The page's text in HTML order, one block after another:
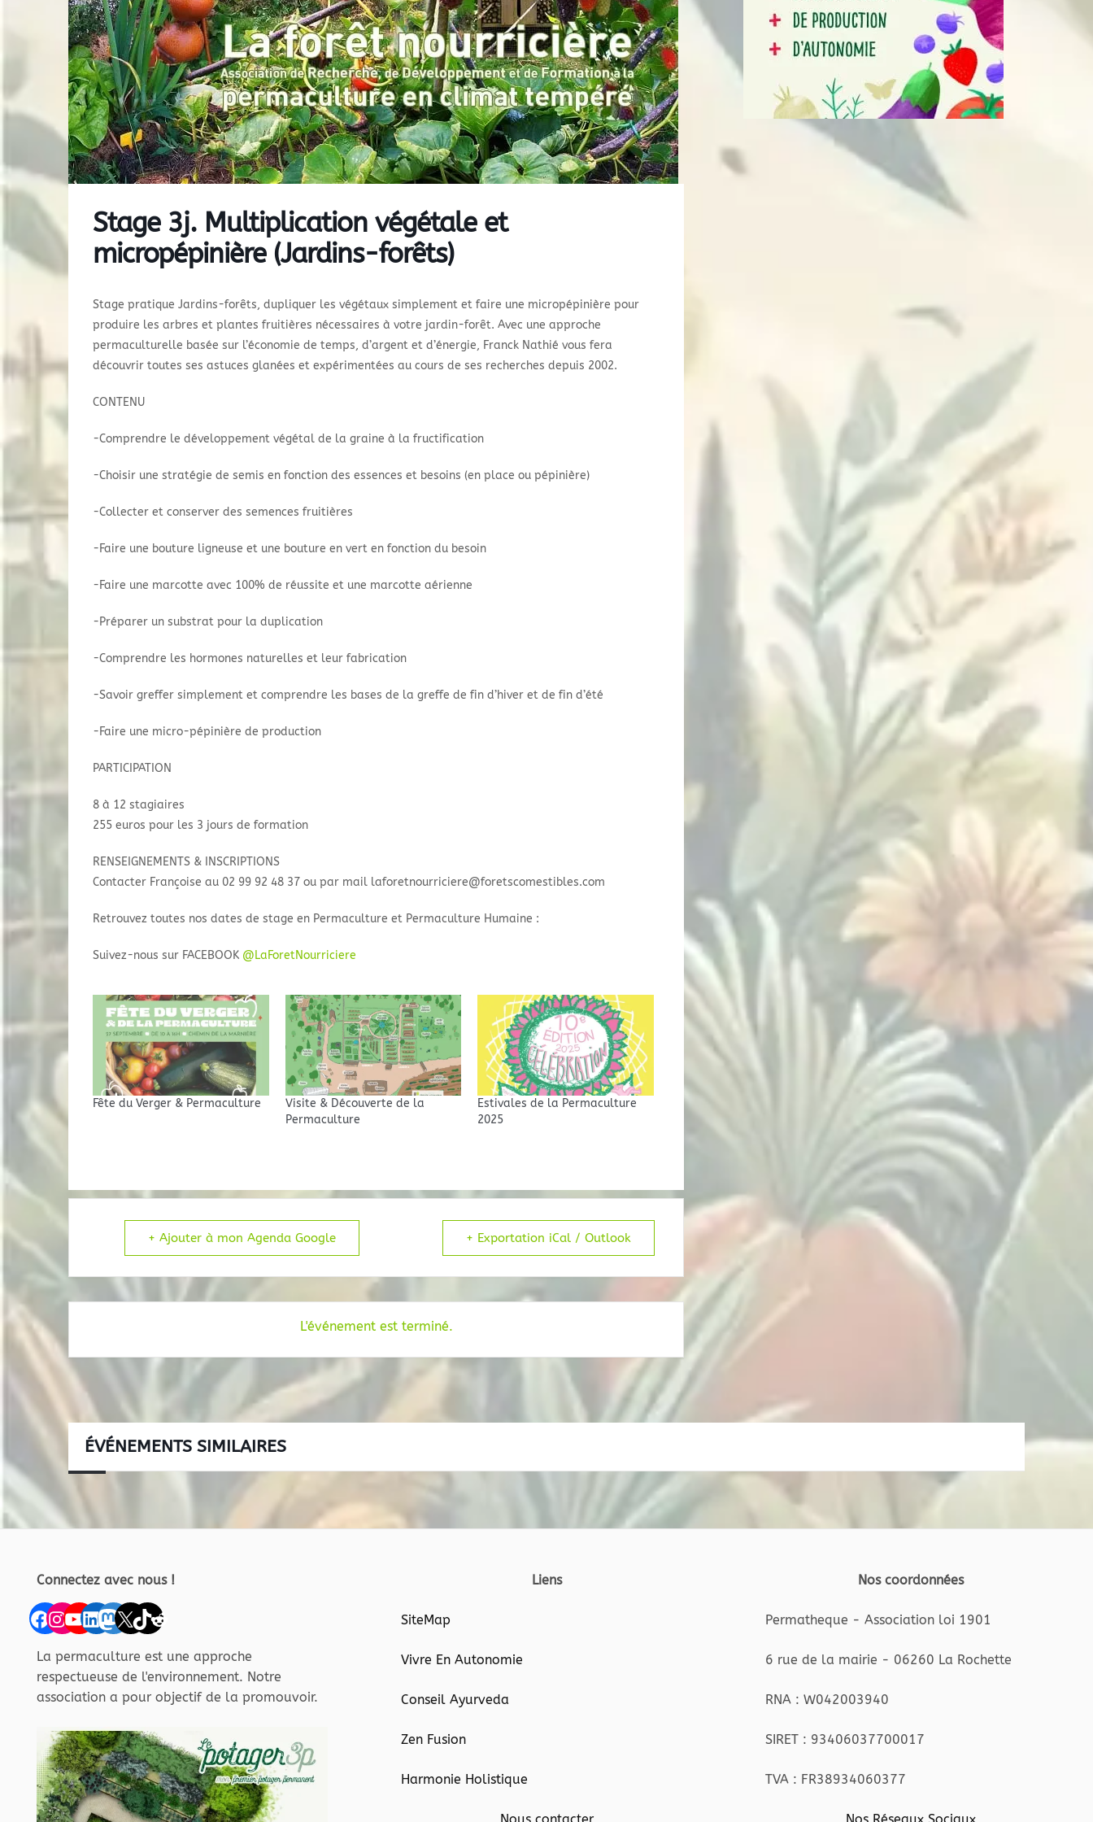
Stage 3j. Multiplication végétale et
micropépinière (Jardins-forêts)
Stage pratique Jardins-forêts, dupliquer les végétaux simplement et faire une micropépinière pour
produire les arbres et plantes fruitières nécessaires à votre jardin-forêt. Avec une approche
permaculturelle basée sur l’économie de temps, d’argent et d’énergie, Franck Nathié vous fera
découvrir toutes ses astuces glanées et expérimentées au cours de ses recherches depuis 2002.
CONTENU
-Comprendre le développement végétal de la graine à la fructification
-Choisir une stratégie de semis en fonction des essences et besoins (en place ou pépinière)
-Collecter et conserver des semences fruitières
-Faire une bouture ligneuse et une bouture en vert en fonction du besoin
-Faire une marcotte avec 100% de réussite et une marcotte aérienne
-Préparer un substrat pour la duplication
-Comprendre les hormones naturelles et leur fabrication
-Savoir greffer simplement et comprendre les bases de la greffe de fin d’hiver et de fin d’été
-Faire une micro-pépinière de production
PARTICIPATION
8 à 12 stagiaires
255 euros pour les 3 jours de formation
RENSEIGNEMENTS & INSCRIPTIONS
Contacter Françoise au 02 99 92 48 37 ou par mail laforetnourriciere@foretscomestibles.com
Retrouvez toutes nos dates de stage en Permaculture et Permaculture Humaine :
Suivez-nous sur FACEBOOK @LaForetNourriciere
Fête du Verger & Permaculture
Visite & Découverte de la
Permaculture
Estivales de la Permaculture
2025
+ Ajouter à mon Agenda Google + Exportation iCal / Outlook
L'événement est terminé.
ÉVÉNEMENTS SIMILAIRES
Connectez avec nous !
Facebook
Instagram
YouTube
LinkedIn
Mastodon
XTikTok
Reddit
La permaculture est une approche
respectueuse de l'environnement. Notre
association a pour objectif de la promouvoir.
Liens
SiteMap
Vivre En Autonomie
Conseil Ayurveda
Zen Fusion
Harmonie Holistique
Nos coordonnées
Permatheque - Association loi 1901
6 rue de la mairie - 06260 La Rochette
RNA : W042003940
SIRET : 93406037700017
TVA : FR38934060377